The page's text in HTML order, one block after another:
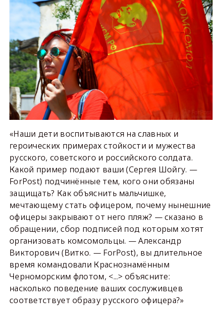
«Наши дети воспитываются на славных и
героических примерах стойкости и мужества
русского, советского и российского солдата.
Какой пример подают ваши (Сергея Шойгу. —
ForPost) подчинённые тем, кого они обязаны
защищать? Как объяснить мальчишке,
мечтающему стать офицером, почему нынешние
офицеры закрывают от него пляж? — сказано в
обращении, сбор подписей под которым хотят
организовать комсомольцы. — Александр
Викторович (Витко. — ForPost), вы длительное
время командовали Краснознамённым
Черноморским флотом, <...> объясните:
насколько поведение ваших сослуживцев
соответствует образу русского офицера?»